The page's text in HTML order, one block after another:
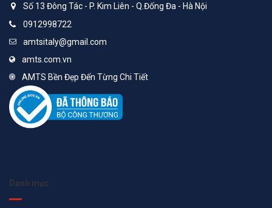
Số 13 Đông Tác - P. Kim Liên - Q.Đống Đa - Hà Nội
0912998722
amtsitaly@gmail.com
amts.com.vn
AMTS Bền Đẹp Đến Từng Chi Tiết
Danh mục